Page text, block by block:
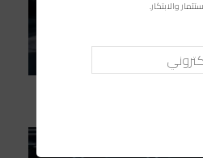
قد تخسره إسبانيا والبرتغال في
والابتكار.